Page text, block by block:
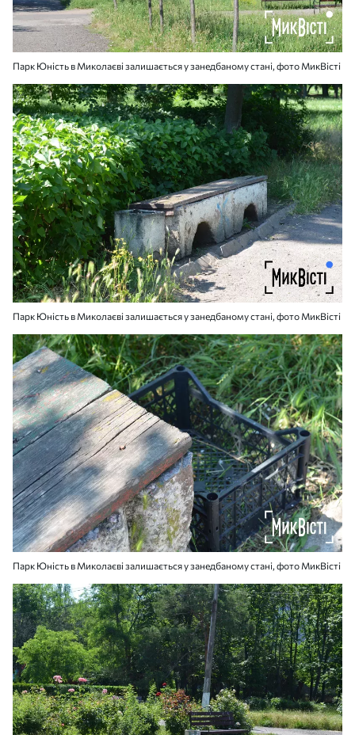
Парк Юність в Миколаєві залишається у занедбаному стані, фото МикВісті
Парк Юність в Миколаєві залишається у занедбаному стані, фото МикВісті
Парк Юність в Миколаєві залишається у занедбаному стані, фото МикВісті